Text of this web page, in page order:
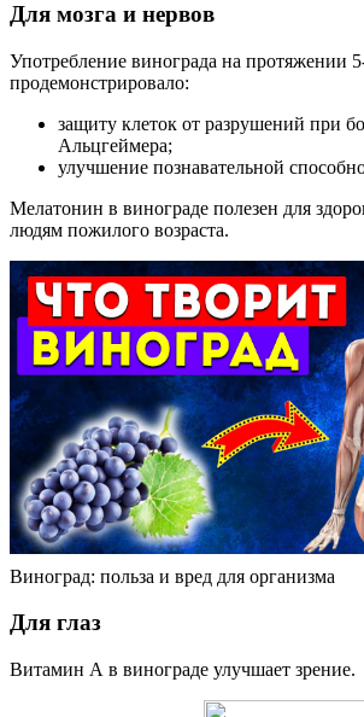
Для мозга и нервов
Употребление винограда на протяжении
продемонстрировало:
защиту клеток от разрушений при
Альцгеймера;
улучшение познавательной
Мелатонин в винограде полезен для
людям пожилого возраста.
Виноград: польза и вред для организма
Для глаз
Витамин А в винограде улучшает зрение.